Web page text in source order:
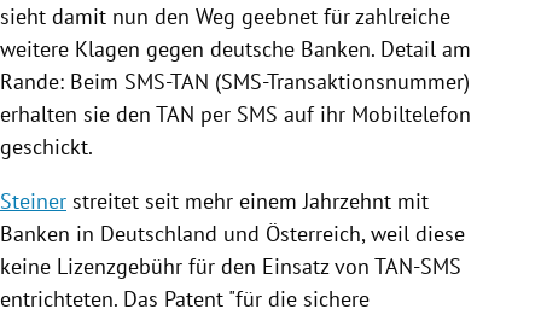
sieht damit nun den Weg geebnet für zahlreiche
weitere Klagen gegen deutsche Banken. Detail am
Rande: Beim SMS-TAN (SMS-Transaktionsnummer)
erhalten sie den TAN per SMS auf ihr Mobiltelefon
geschickt.
Steiner streitet seit mehr einem Jahrzehnt mit
Banken in Deutschland und Österreich, weil diese
keine Lizenzgebühr für den Einsatz von TAN-SMS
entrichteten. Das Patent "für die sichere